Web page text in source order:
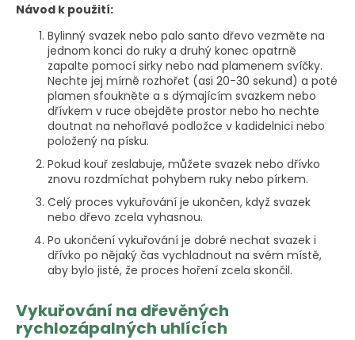
Návod k použití:
Bylinný svazek nebo palo santo dřevo vezměte na
jednom konci do ruky a druhý konec opatrně
zapalte pomocí sirky nebo nad plamenem svíčky.
Nechte jej mírně rozhořet (asi 20-30 sekund) a poté
plamen sfoukněte a s dýmajícím svazkem nebo
dřívkem v ruce obejděte prostor nebo ho nechte
doutnat na nehořlavé podložce v kadidelnici nebo
položený na písku.
Pokud kouř zeslabuje, můžete svazek nebo dřívko
znovu rozdmíchat pohybem ruky nebo pírkem.
Celý proces vykuřování je ukončen, když svazek
nebo dřevo zcela vyhasnou.
Po ukončení vykuřování je dobré nechat svazek i
dřívko po nějaký čas vychladnout na svém místě,
aby bylo jisté, že proces hoření zcela skončil.
Vykuřování na dřevěných
rychlozápalných uhlících